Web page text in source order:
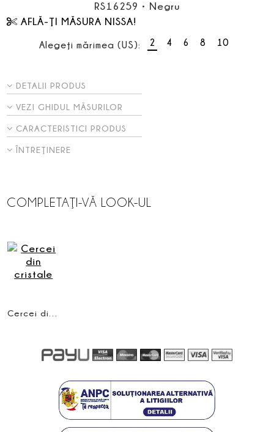
RS16259 • Negru
AFLĂ-ŢI MĂSURA NISSA!
Alegeţi mărimea (US): 2 4 6 8 10
DETALII PRODUS
VEZI GHIDUL MĂSURILOR
CARACTERISTICI PRODUS
ÎNTREŢINERE
COMPLETAŢI-VĂ LOOK-UL